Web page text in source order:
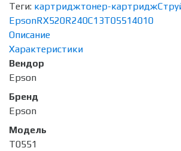
Теги: картриджтонер-картридж
EpsonRX520R240C13T05514010
Описание
Характеристики
Вендор
Epson
Бренд
Epson
Модель
T0551